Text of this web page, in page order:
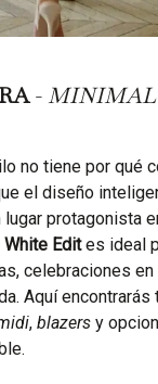
-MINIMAL
no tiene por qué
el diseño
lugar protagonista
White Edites ideal
celebraciones
Aquí
, blazers y